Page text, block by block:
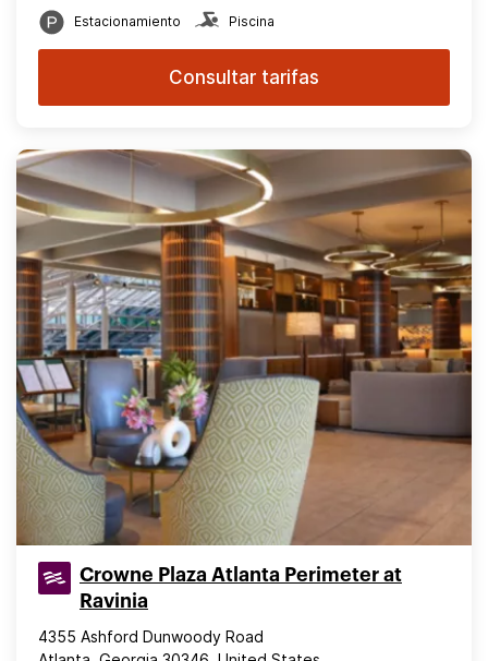
Estacionamiento Piscina
Consultar tarifas
Crowne Plaza Atlanta Perimeter at
Ravinia
4355 Ashford Dunwoody Road